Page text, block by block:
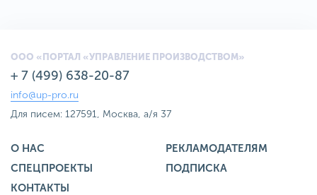
ООО «ПОРТАЛ «УПРАВЛЕНИЕ ПРОИЗВОДСТВОМ»
+ 7 (499) 638-20-87
info@up-pro.ru
Для писем: 127591, Москва, а/я 37
О НАС
РЕКЛАМОДАТЕЛЯМ
СПЕЦПРОЕКТЫ
ПОДПИСКА
КОНТАКТЫ